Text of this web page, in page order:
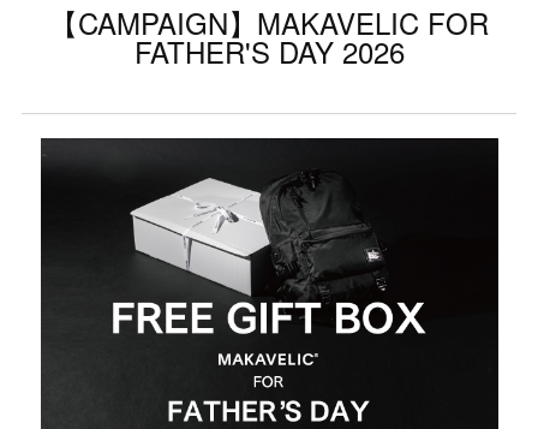
【CAMPAIGN】MAKAVELIC FOR
FATHER'S DAY 2026